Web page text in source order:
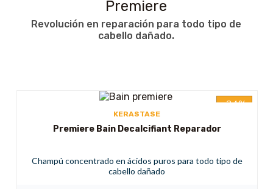
Premiere
Revolución en reparación para todo tipo de
cabello dañado.
-34%
KERASTASE
Premiere Bain Decalcifiant Reparador
Champú concentrado en ácidos puros para todo tipo de
cabello dañado